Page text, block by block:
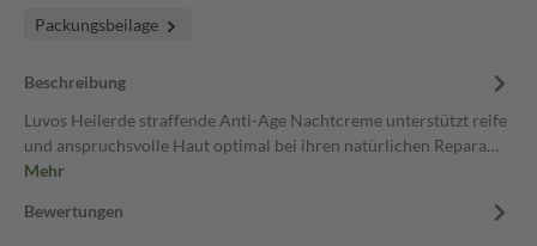
Packungsbeilage
Beschreibung
Luvos Heilerde straffende Anti-Age Nachtcreme unterstützt reife
und anspruchsvolle Haut optimal bei ihren natürlichen Repara…
Mehr
Bewertungen